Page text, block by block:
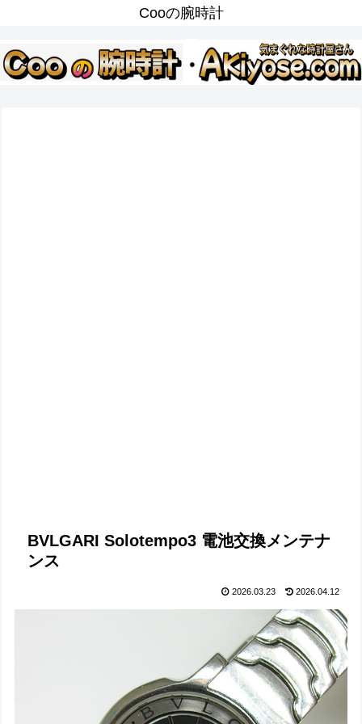
Cooの腕時計
BVLGARI Solotempo3 電池交換メンテナ
ンス
2026.03.23 2026.04.12